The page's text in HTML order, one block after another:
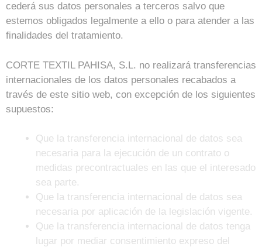
cederá sus datos personales a terceros salvo que
estemos obligados legalmente a ello o para atender a las
finalidades del tratamiento.
CORTE TEXTIL PAHISA, S.L. no realizará transferencias
internacionales de los datos personales recabados a
través de este sitio web, con excepción de los siguientes
supuestos:
Que la transferencia internacional de datos sea
necesaria para la ejecución de un contrato o
medidas precontractuales en las que el interesado
sea parte.
Que la transferencia internacional de datos sea
necesaria por aplicación de la legislación vigente.
Que la transferencia internacional de datos tenga
lugar por mediar consentimiento expreso del